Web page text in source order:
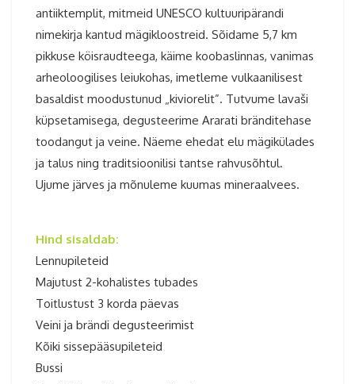
antiiktemplit, mitmeid UNESCO kultuuripärandi
nimekirja kantud mägikloostreid. Sõidame 5,7 km
pikkuse köisraudteega, käime koobaslinnas, vanimas
arheoloogilises leiukohas, imetleme vulkaanilisest
basaldist moodustunud „kiviorelit”. Tutvume lavaši
küpsetamisega, degusteerime Ararati bränditehase
toodangut ja veine. Näeme ehedat elu mägikülades
ja talus ning traditsioonilisi tantse rahvusõhtul.
Ujume järves ja mõnuleme kuumas mineraalvees.
Hind sisaldab:
Lennupileteid
Majutust 2-kohalistes tubades
Toitlustust 3 korda päevas
Veini ja brändi degusteerimist
Kõiki sissepääsupileteid
Bussi